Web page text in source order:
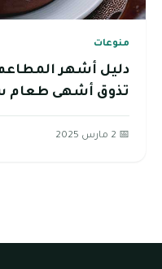
منوعات
دليل أشهر
تذوق أشهى طعام
📅 2 مارس 2025